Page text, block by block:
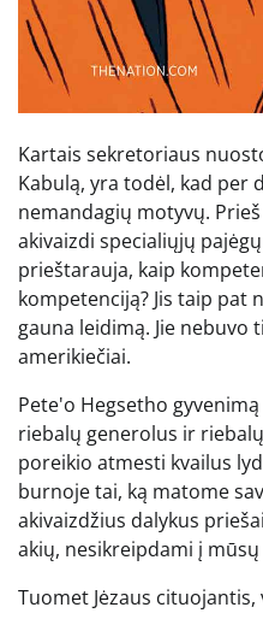
Kartais sekretoriaus
Kabulą, yra todėl, kad per
nemandagių motyvų.
akivaizdi specialiųjų
prieštarauja, kaip
kompetenciją? Jis taip pat
gauna leidimą. Jie
amerikiečiai.
Pete'o Hegsetho
riebalų generolus ir
poreikio atmesti kvailus
burnoje tai, ką matome
akivaizdžius dalykus
akių, nesikreipdami į
Tuomet Jėzaus